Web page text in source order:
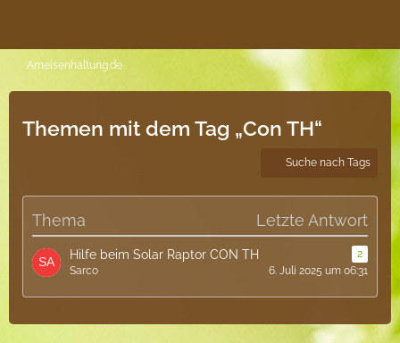
Ameisenhaltung.de
Themen mit dem Tag „Con TH“
Suche nach Tags
Thema Letzte Antwort
Hilfe beim Solar Raptor CON TH
2
Sarco
6. Juli 2025 um 06:31